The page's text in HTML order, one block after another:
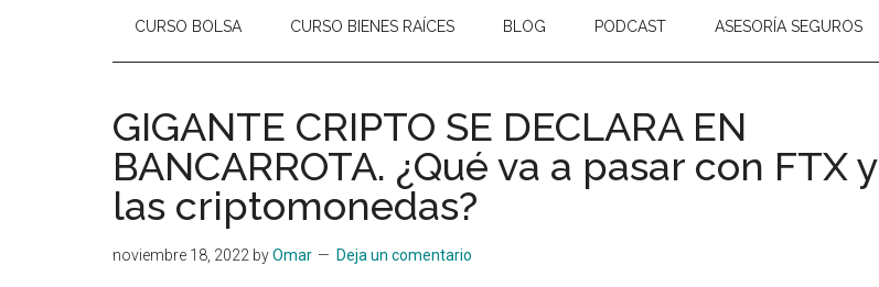
CURSO BOLSA CURSO BIENES RAÍCES BLOG PODCAST ASESORÍA SEGUROS
GIGANTE CRIPTO SE DECLARA EN
BANCARROTA. ¿Qué va a pasar con FTX y
las criptomonedas?
noviembre 18, 2022 byOmar Deja un comentario